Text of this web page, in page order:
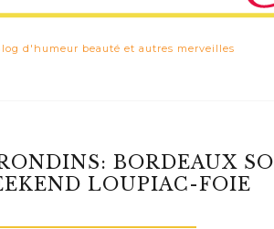
d'humeur beauté et autres merveilles
BORDEAUX SO
LOUPIAC-FOIE